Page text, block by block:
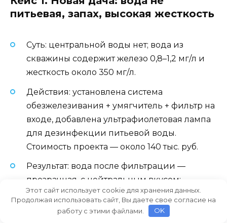
питьевая, запах, высокая жесткость
Суть: центральной воды нет; вода из
скважины содержит железо 0,8–1,2 мг/л и
жесткость около 350 мг/л.
Действия: установлена система
обезжелезивания + умягчитель + фильтр на
входе, добавлена ультрафиолетовая лампа
для дезинфекции питьевой воды.
Стоимость проекта — около 140 тыс. руб.
Результат: вода после фильтрации —
прозрачная, с нейтральным вкусом;
давление стабильно, обслуживание раз в
год с обновлениями фильтров.
Этот сайт использует cookie для хранения данных.
Продолжая использовать сайт, Вы даете свое согласие на
работу с этими файлами.
OK